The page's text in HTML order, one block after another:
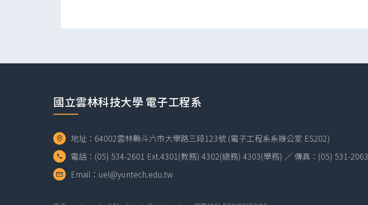
國立雲林科技大學 電子工程系
地址：64002雲林縣斗六市大學路三段123號 (電子工程系系辦公室 ES202)
電話：(05) 534-2601 Ext.4301(教務) 4302(總務) 4303(學務) ／ 傳真：(05) 531-2063
Email：uel@yuntech.edu.tw